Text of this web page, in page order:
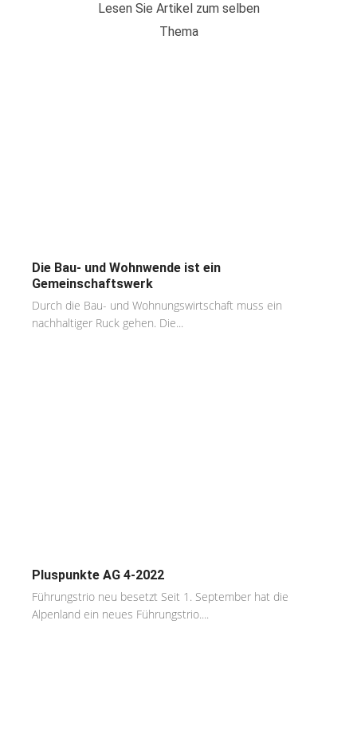
Lesen Sie Artikel zum selben
Thema
Die Bau- und Wohnwende ist ein
Gemeinschaftswerk
Durch die Bau- und Wohnungswirtschaft muss ein
nachhaltiger Ruck gehen. Die...
Pluspunkte AG 4-2022
Führungstrio neu besetzt Seit 1. September hat die
Alpenland ein neues Führungstrio....